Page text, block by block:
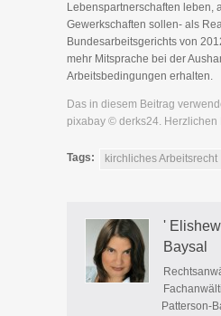
Lebenspartnerschaften leben,
Gewerkschaften sollen- als
Bundesarbeitsgerichts von
mehr Mitsprache bei der
Arbeitsbedingungen erhalten.
Das in diesem Beitrag
pixabay © derks24. Herzlichen
Tags: kirchliches Arbeitsrecht
'
Baysal
Patterson-